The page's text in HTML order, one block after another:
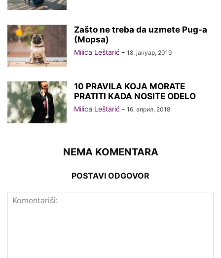
Zašto ne treba da uzmete Pug-a
(Mopsa)
Milica Leštarić - 18. јануар, 2019
10 PRAVILA KOJA MORATE
PRATITI KADA NOSITE ODELO
Milica Leštarić - 16. април, 2018
NEMA KOMENTARA
POSTAVI ODGOVOR